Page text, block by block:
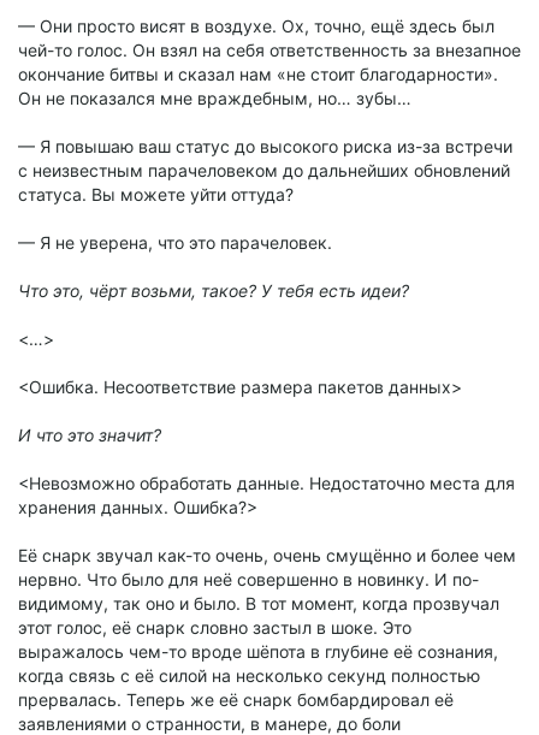
— Они просто висят в воздухе. Ох, точно, ещё здесь был
чей-то голос. Он взял на себя ответственность за внезапное
окончание битвы и сказал нам «не стоит благодарности».
Он не показался мне враждебным, но… зубы…
— Я повышаю ваш статус до высокого риска из-за встречи
с неизвестным парачеловеком до дальнейших обновлений
статуса. Вы можете уйти оттуда?
— Я не уверена, что это парачеловек.
Что это, чёрт возьми, такое? У тебя есть идеи?
<…>
<Ошибка. Несоответствие размера пакетов данных>
И что это значит?
<Невозможно обработать данные. Недостаточно места для
хранения данных. Ошибка?>
Её снарк звучал как-то очень, очень смущённо и более чем
нервно. Что было для неё совершенно в новинку. И по-
видимому, так оно и было. В тот момент, когда прозвучал
этот голос, её снарк словно застыл в шоке. Это
выражалось чем-то вроде шёпота в глубине её сознания,
когда связь с её силой на несколько секунд полностью
прервалась. Теперь же её снарк бомбардировал её
заявлениями о странности, в манере, до боли